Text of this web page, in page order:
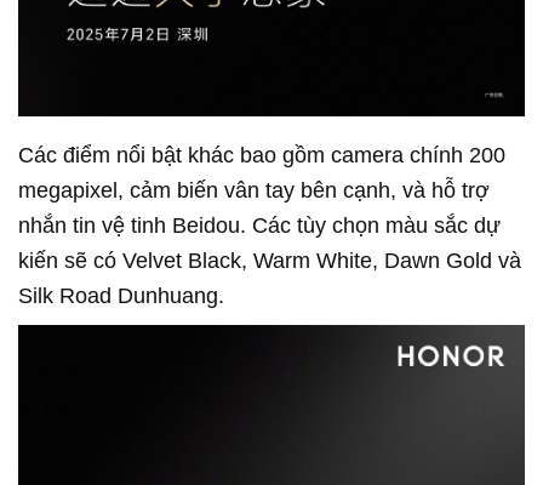
Các điểm nổi bật khác bao gồm camera chính 200
megapixel, cảm biến vân tay bên cạnh, và hỗ trợ
nhắn tin vệ tinh Beidou. Các tùy chọn màu sắc dự
kiến sẽ có Velvet Black, Warm White, Dawn Gold và
Silk Road Dunhuang.